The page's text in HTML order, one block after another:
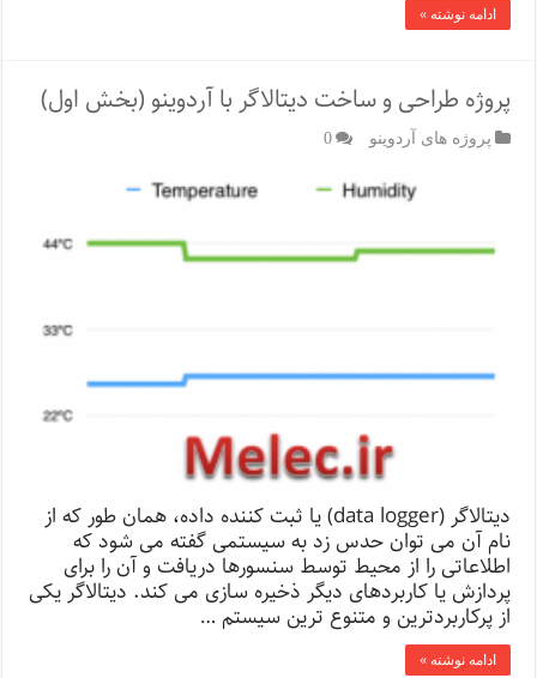
ادامه نوشته »
پروژه طراحی و ساخت دیتالاگر با آردوینو (بخش اول)
پروژه های آردوینو 0
دیتالاگر (data logger) یا ثبت کننده داده، همان طور که از
نام آن می توان حدس زد به سیستمی گفته می شود که
اطلاعاتی را از محیط توسط سنسورها دریافت و آن را برای
پردازش یا کاربردهای دیگر ذخیره سازی می کند. دیتالاگر یکی
از پرکاربردترین و متنوع ترین سیستم …
ادامه نوشته »